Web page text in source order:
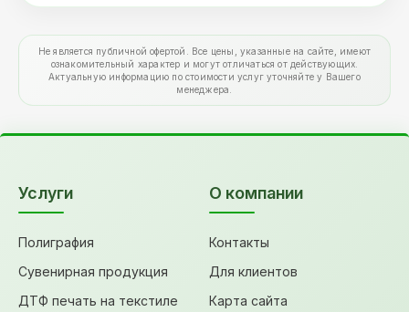
Не является публичной офертой. Все цены, указанные на сайте, имеют
ознакомительный характер и могут отличаться от действующих.
Актуальную информацию по стоимости услуг уточняйте у Вашего
менеджера.
Услуги
Полиграфия
Сувенирная продукция
ДТФ печать на текстиле
О компании
Контакты
Для клиентов
Карта сайта